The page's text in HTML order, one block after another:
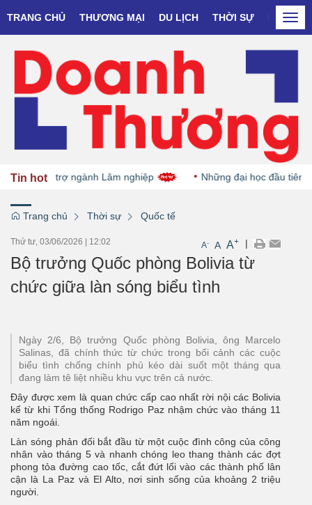
TRANG CHỦ THƯƠNG MẠI DU LỊCH THỜI SỰ DOANH
Tin hot
án hỗ trợ ngành Lâm nghiệp Những đại học đầu tiên
Trang chủ Thời sự Quốc tế
Thứ tư, 03/06/2026 12:02 A- A A+ |
Bộ trưởng Quốc phòng Bolivia từ
chức giữa làn sóng biểu tình
Ngày 2/6, Bộ trưởng Quốc phòng Bolivia, ông Marcelo
Salinas, đã chính thức từ chức trong bối cảnh các cuộc
biểu tình chống chính phủ kéo dài suốt một tháng qua
đang làm tê liệt nhiều khu vực trên cả nước.
Đây được xem là quan chức cấp cao nhất rời nội các Bolivia
kể từ khi Tổng thống Rodrigo Paz nhậm chức vào tháng 11
năm ngoái.
Làn sóng phản đối bắt đầu từ một cuộc đình công của công
nhân vào tháng 5 và nhanh chóng leo thang thành các đợt
phong tỏa đường cao tốc, cắt đứt lối vào các thành phố lân
cận là La Paz và El Alto, nơi sinh sống của khoảng 2 triệu
người.